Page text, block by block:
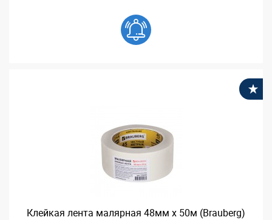
Клейкая лента малярная 48мм х 50м (Brauberg)